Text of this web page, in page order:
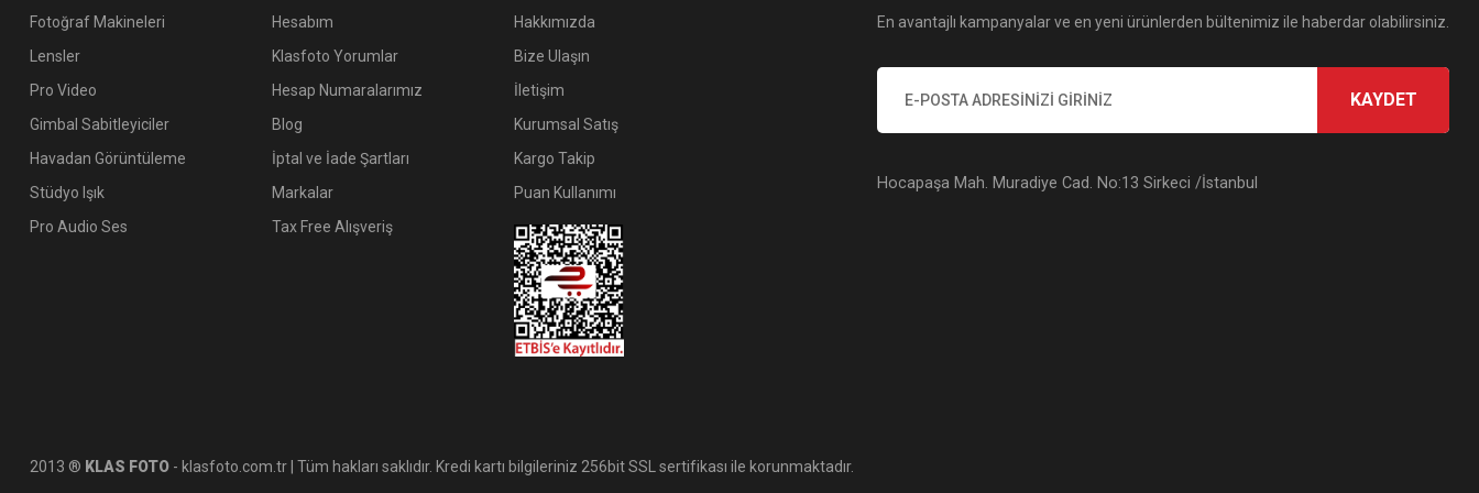
Fotoğraf Makineleri
Lensler
Pro Video
Gimbal Sabitleyiciler
Havadan Görüntüleme
Stüdyo Işık
Pro Audio Ses
Hesabım
Klasfoto Yorumlar
Hesap Numaralarımız
Blog
İptal ve İade Şartları
Markalar
Tax Free Alışveriş
Hakkımızda
Bize Ulaşın
İletişim
Kurumsal Satış
Kargo Takip
Puan Kullanımı
En avantajlı kampanyalar ve en yeni ürünlerden bültenimiz ile haberdar olabilirsiniz.
KAYDET
Hocapaşa Mah. Muradiye Cad. No:13 Sirkeci /İstanbul
2013 ® KLAS FOTO - klasfoto.com.tr | Tüm hakları saklıdır. Kredi kartı bilgileriniz 256bit SSL sertifikası ile korunmaktadır.